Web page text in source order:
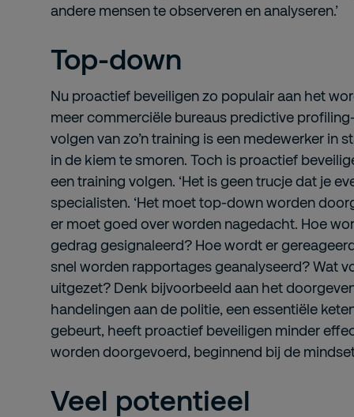
andere mensen te observeren en analyseren.’
Top-down
Nu proactief beveiligen zo populair aan het
meer commerciële bureaus predictive
volgen van zo’n training is een medewerker in
in de kiem te smoren. Toch is proactief
een training volgen. ‘Het is geen trucje dat je
specialisten. ‘Het moet top-down worden
er moet goed over worden nagedacht. Hoe
gedrag gesignaleerd? Hoe wordt er
snel worden rapportages geanalyseerd? Wat
uitgezet? Denk bijvoorbeeld aan het
handelingen aan de politie, een essentiële
gebeurt, heeft proactief beveiligen minder
worden doorgevoerd, beginnend bij de
Veel potentieel